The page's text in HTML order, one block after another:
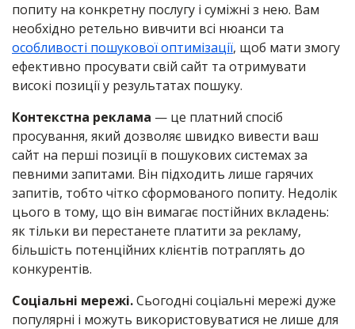
попиту на конкретну послугу і суміжні з нею. Вам
необхідно ретельно вивчити всі нюанси та
особливості пошукової оптимізації, щоб мати змогу
ефективно просувати свій сайт та отримувати
високі позиції у результатах пошуку.
Контекстна реклама — це платний спосіб
просування, який дозволяє швидко вивести ваш
сайт на перші позиції в пошукових системах за
певними запитами. Він підходить лише гарячих
запитів, тобто чітко сформованого попиту. Недолік
цього в тому, що він вимагає постійних вкладень:
як тільки ви перестанете платити за рекламу,
більшість потенційних клієнтів потраплять до
конкурентів.
Соціальні мережі.Сьогодні соціальні мережі дуже
популярні і можуть використовуватися не лише для